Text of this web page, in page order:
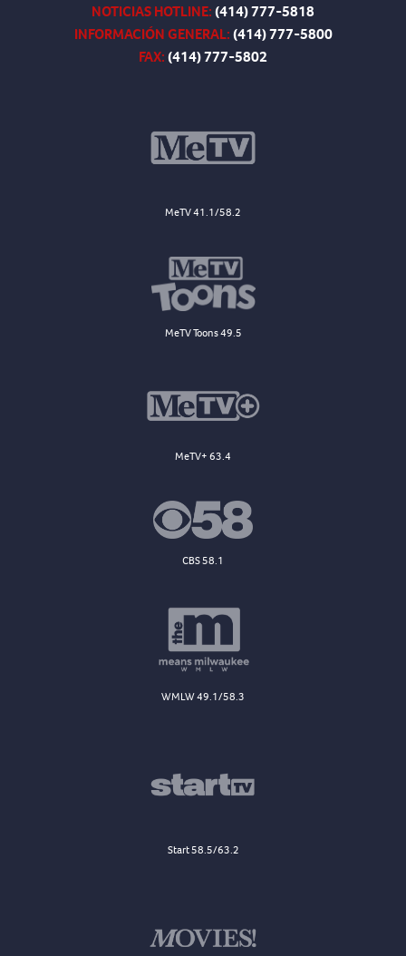
NOTICIAS HOTLINE:(414) 777-5818
INFORMACIÓN GENERAL:(414) 777-5800
FAX:(414) 777-5802
MeTV 41.1/58.2
MeTV Toons 49.5
MeTV+ 63.4
CBS 58.1
WMLW 49.1/58.3
Start 58.5/63.2